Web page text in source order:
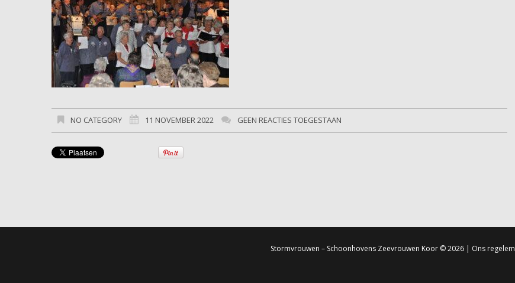
NO CATEGORY 11 NOVEMBER 2022 GEEN REACTIES TOEGESTAAN
Stormvrouwen – Schoonhovens Zeevrouwen Koor© 2026 | Ons